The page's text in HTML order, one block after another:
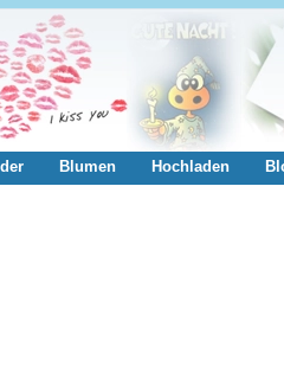
Blumen Hochladen